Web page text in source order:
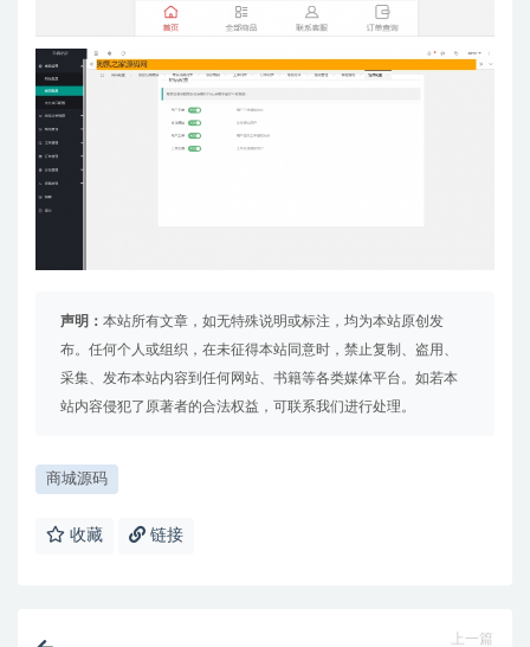
声明： 本站所有文章，如无特殊说明或标注，均为本站原创发
布。任何个人或组织，在未征得本站同意时，禁止复制、盗用、
采集、发布本站内容到任何网站、书籍等各类媒体平台。如若本
站内容侵犯了原著者的合法权益，可联系我们进行处理。
商城源码
收藏 链接
上一篇